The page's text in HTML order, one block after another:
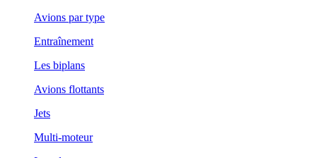
Avions par type
Entraînement
Les biplans
Avions flottants
Jets
Multi-moteur